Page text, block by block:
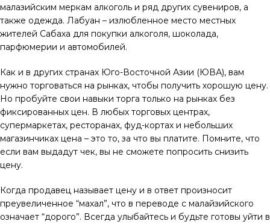
малазийским меркам алкоголь и ряд других сувениров, а
также одежда. Лабуан – излюбленное место местных
жителей Сабаха для покупки алкоголя, шоколада,
парфюмерии и автомобилей.
Как и в других странах Юго-Восточной Азии (ЮВА), вам
нужно торговаться на рынках, чтобы получить хорошую цену.
Но пробуйте свои навыки торга только на рынках без
фиксированных цен. В любых торговых центрах,
супермаркетах, ресторанах, фуд-кортах и небольших
магазинчиках цена – это то, за что вы платите. Помните, что
если вам выдадут чек, вы не сможете попросить снизить
цену.
Когда продавец называет цену и в ответ произносит
преувеличенное “махал”, что в переводе с малайзийского
означает “дорого”. Всегда улыбайтесь и будьте готовы уйти в